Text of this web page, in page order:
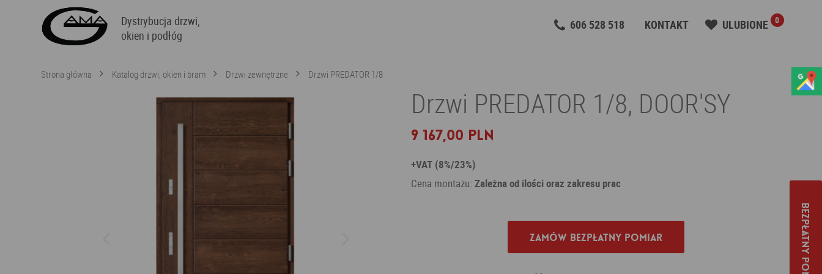
Dystrybucja drzwi,
okien i podłóg
606 528 518 KONTAKT ULUBIONE 0
Strona główna Katalog drzwi, okien i bram Drzwi zewnętrzne Drzwi PREDATOR 1/8
Drzwi PREDATOR 1/8, DOOR'SY
9 167,00 PLN
+VAT (8%/23%)
Cena montażu: Zależna od ilości oraz zakresu prac
Zamów bezpłatny pomiar Bezpłatny pomiar